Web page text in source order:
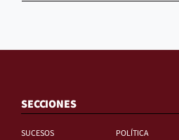
SECCIONES
SUCESOS
POLÍTICA